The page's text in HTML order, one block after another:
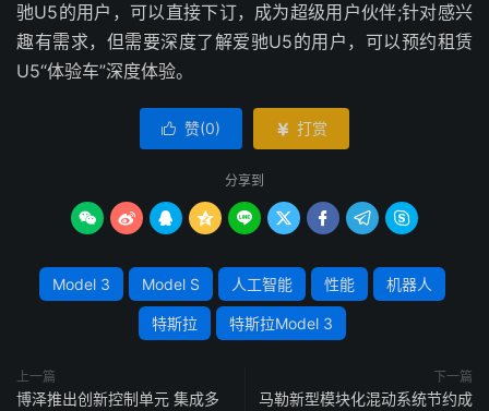
驰U5的用户，可以直接下订，成为超级用户伙伴;针对感兴
趣有需求，但需要深度了解爱驰U5的用户，可以预约租赁
U5“体验车”深度体验。
 赞(0)  打赏
分享到
        
Model 3 Model S 人工智能 性能 机器人
特斯拉 特斯拉Model 3
上一篇
博泽推出创新控制单元 集成多
下一篇
马勒新型模块化混动系统节约成